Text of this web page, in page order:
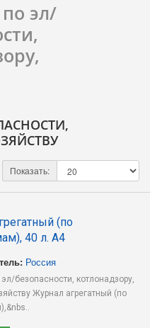
эл/
Показать:
(по
40 л. А4
Россия
безопасности, котлонадзору,
Журнал агрегатный (по